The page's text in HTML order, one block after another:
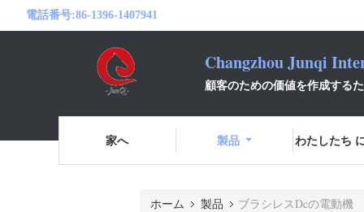
電話番号:86-1396-1407941
Changzhou Junqi
顧客のための価値を作成する
家へ 製品 わたしたち
ホーム 製品 ブラシレスDcの電動機